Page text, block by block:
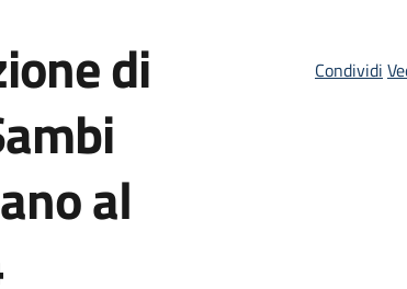
di
al
Condividi